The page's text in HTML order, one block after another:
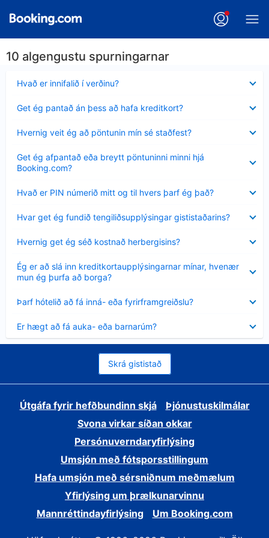
10 algengustu spurningarnar
Hvað er innifalið í verðinu?
sýnt
Get ég pantað án þess að hafa kreditkort?
sýnt
Hvernig veit ég að pöntunin mín sé staðfest?
sýnt
Get ég afpantað eða breytt pöntuninni minni hjá
Booking.com?
sýnt
Hvað er PIN númerið mitt og til hvers þarf ég það?
sýnt
Hvar get ég fundið tengiliðsupplýsingar gististaðarins?
sýnt
Hvernig get ég séð kostnað herbergisins?
sýnt
Ég er að slá inn kreditkortaupplýsingarnar mínar, hvenær
mun ég þurfa að borga?
Minna
sýnt
Þarf hótelið að fá inná- eða fyrirframgreiðslu?
sýnt
Er hægt að fá auka- eða barnarúm?
sýnt
Skrá gististað
Útgáfa fyrir hefðbundinn skjá
Þjónustuskilmálar
Svona virkar síðan okkar
Persónuverndaryfirlýsing
Umsjón með fótsporsstillingum
Hafa umsjón með sérsniðnum meðmælum
Yfirlýsing um þrælkunarvinnu
Mannréttindayfirlýsing
Um Booking.com